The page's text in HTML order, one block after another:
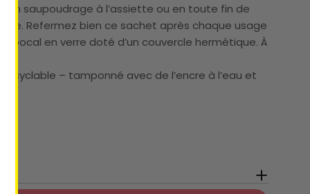
en saupoudrage à l’assiette ou en toute fin de
Refermez bien ce sachet après chaque usage
bocal en verre doté d’un couvercle hermétique. À
recyclable – tamponné avec de l’encre à l’eau et